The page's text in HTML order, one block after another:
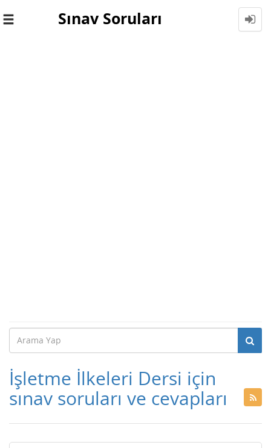
Toggle
Sınav Soruları
İşletme İlkeleri Dersi için
sınav soruları ve cevapları